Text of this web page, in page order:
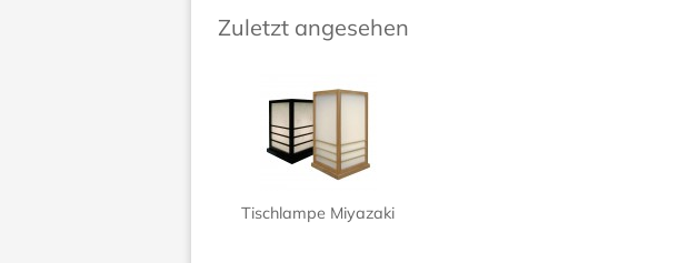
Zuletzt angesehen
Tischlampe Miyazaki